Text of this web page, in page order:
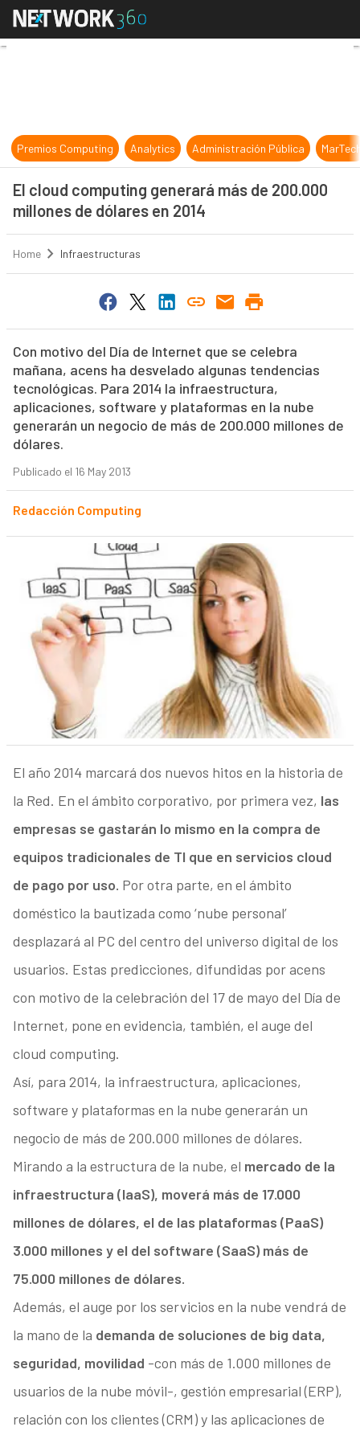
El cloud computing generará más
Premios Computing Analytics Administración Pública
El cloud computing generará más de 200.000
millones de dólares en 2014
Home Infraestructuras
Con motivo del Día de Internet que se celebra
mañana, acens ha desvelado algunas tendencias
tecnológicas. Para 2014 la infraestructura,
aplicaciones, software y plataformas en la nube
generarán un negocio de más de 200.000 millones de
dólares.
Publicado el 16 May 2013
Redacción Computing
El año 2014 marcará dos nuevos hitos en la historia de
la Red. En el ámbito corporativo, por primera vez, las
empresas se gastarán lo mismo en la compra de
equipos tradicionales de TI que en servicios cloud
de pago por uso. Por otra parte, en el ámbito
doméstico la bautizada como ‘nube personal’
desplazará al PC del centro del universo digital de los
usuarios. Estas predicciones, difundidas por acens
con motivo de la celebración del 17 de mayo del Día de
Internet, pone en evidencia, también, el auge del
cloud computing.
Así, para 2014, la infraestructura, aplicaciones,
software y plataformas en la nube generarán un
negocio de más de 200.000 millones de dólares.
Mirando a la estructura de la nube, el mercado de la
infraestructura (IaaS), moverá más de 17.000
millones de dólares, el de las plataformas (PaaS)
3.000 millones y el del software (SaaS) más de
75.000 millones de dólares.
Además, el auge por los servicios en la nube vendrá de
la mano de la demanda de soluciones de big data,
seguridad, movilidad -con más de 1.000 millones de
usuarios de la nube móvil-, gestión empresarial (ERP),
relación con los clientes (CRM) y las aplicaciones de